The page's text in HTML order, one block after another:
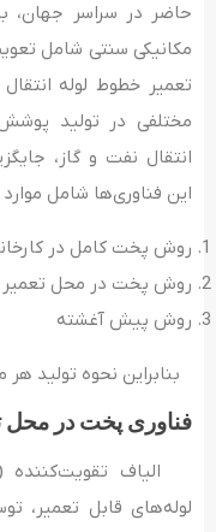
حاضر در سراسر جهان،
مکانیکی سنتی شامل
تعمیر خطوط لوله
مختلفی در تولید
انتقال نفت و گاز،
این فناوری­‌ها شامل
روش پخت کامل در
روش پخت در محل تعمیر
روش پیش ­آغشته
بنابراین نحوه تولید
فناوری پخت در محل
الیاف تقویت‌کننده
لوله‌های قابل